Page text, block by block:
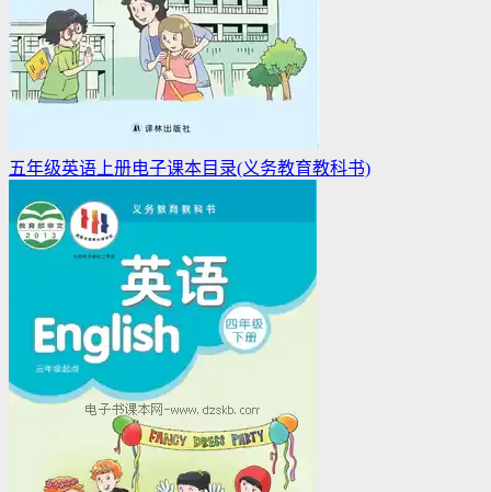
五年级英语上册电子课本目录(义务教育教科书)